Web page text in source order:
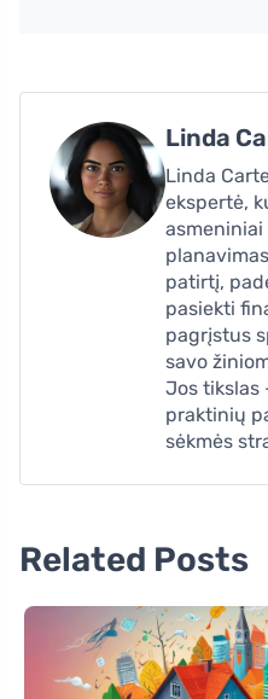
Linda
Linda
ekspertė,
patirtį,
pasiekti
pagrįstus
savo
Jos tikslas
praktinių
sėkmės
Related Posts